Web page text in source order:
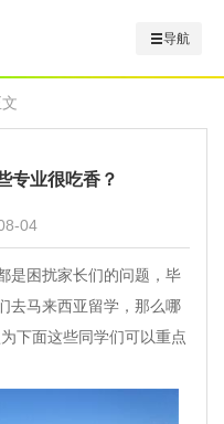
导航
专业很吃香？
04
困扰家长们的问题，毕
去马来西亚留学，那么哪
下面这些同学们可以重点